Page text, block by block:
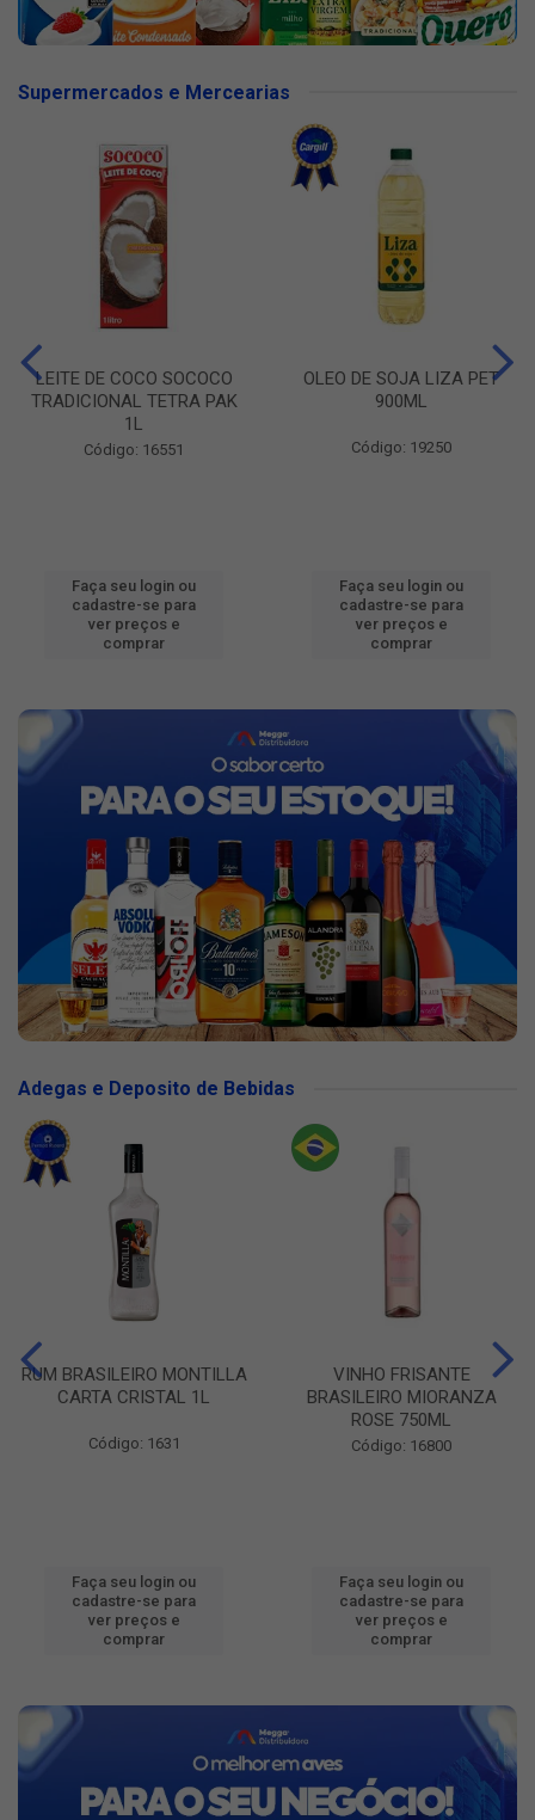
Supermercados e Mercearias
LEITE DE COCO SOCOCO
TRADICIONAL TETRA PAK
1L
Código: 16551
Faça seu login ou
cadastre-se para
ver preços e
comprar
OLEO DE SOJA LIZA PET
900ML
Código: 19250
Faça seu login ou
cadastre-se para
ver preços e
comprar
Adegas e Deposito de Bebidas
RUM BRASILEIRO MONTILLA
CARTA CRISTAL 1L
Código: 1631
Faça seu login ou
cadastre-se para
ver preços e
comprar
VINHO FRISANTE
BRASILEIRO MIORANZA
ROSE 750ML
Código: 16800
Faça seu login ou
cadastre-se para
ver preços e
comprar